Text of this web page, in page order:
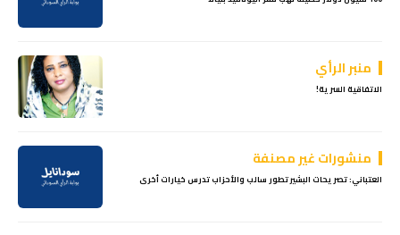
منبر الرأي
الاتفاقية السرية!
منشورات غير مصنفة
العتباني: تصريحات البشير تطور سالب والأحزاب تدرس خيارات أخرى